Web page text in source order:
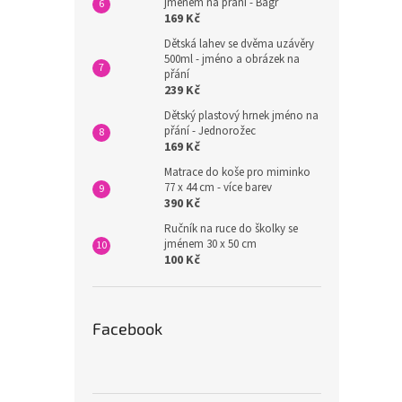
169 Kč
Dětská lahev se dvěma uzávěry
500ml - jméno a obrázek na
přání
239 Kč
Dětský plastový hrnek jméno na
přání - Jednorožec
169 Kč
Matrace do koše pro miminko
77 x 44 cm - více barev
390 Kč
Ručník na ruce do školky se
jménem 30 x 50 cm
100 Kč
Facebook